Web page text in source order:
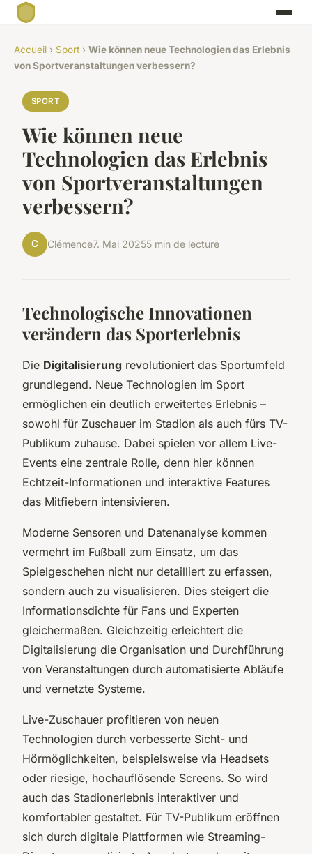
Accueil › Sport › Wie können neue Technologien das Erlebnis
von Sportveranstaltungen verbessern?
SPORT
Wie können neue
Technologien das Erlebnis
von Sportveranstaltungen
verbessern?
C Clémence7. Mai 20255 min de lecture
Technologische Innovationen
verändern das Sporterlebnis
Die Digitalisierung revolutioniert das Sportumfeld
grundlegend. Neue Technologien im Sport
ermöglichen ein deutlich erweitertes Erlebnis –
sowohl für Zuschauer im Stadion als auch fürs TV-
Publikum zuhause. Dabei spielen vor allem Live-
Events eine zentrale Rolle, denn hier können
Echtzeit-Informationen und interaktive Features
das Mitfiebern intensivieren.
Moderne Sensoren und Datenanalyse kommen
vermehrt im Fußball zum Einsatz, um das
Spielgeschehen nicht nur detailliert zu erfassen,
sondern auch zu visualisieren. Dies steigert die
Informationsdichte für Fans und Experten
gleichermaßen. Gleichzeitig erleichtert die
Digitalisierung die Organisation und Durchführung
von Veranstaltungen durch automatisierte Abläufe
und vernetzte Systeme.
Live-Zuschauer profitieren von neuen
Technologien durch verbesserte Sicht- und
Hörmöglichkeiten, beispielsweise via Headsets
oder riesige, hochauflösende Screens. So wird
auch das Stadionerlebnis interaktiver und
komfortabler gestaltet. Für TV-Publikum eröffnen
sich durch digitale Plattformen wie Streaming-